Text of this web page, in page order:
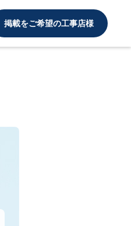
掲載をご希望の工事店様